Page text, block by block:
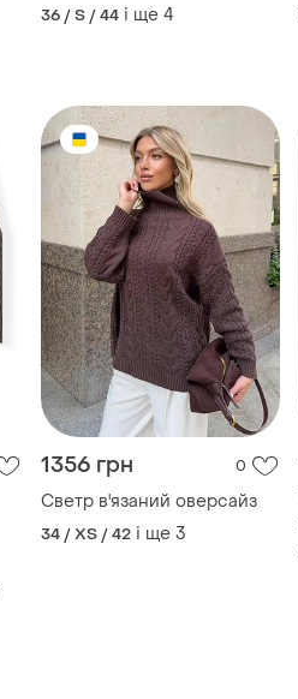
1356 грн 0
Светр в'язаний оверсайз
34 / XS / 42 і ще 3